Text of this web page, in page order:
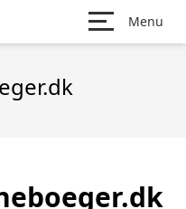
Menu